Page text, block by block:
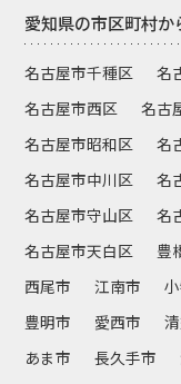
愛知県の市区町村か
名古屋市千種区 名
名古屋市西区
名古
名古屋市昭和区
名
名古屋市中川区
名
名古屋市守山区
名
名古屋市天白区
豊
西尾市
江南市
豊明市
愛西市
あま市
長久手市